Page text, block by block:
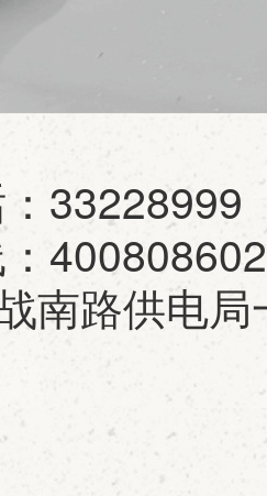
33228999
路供电局